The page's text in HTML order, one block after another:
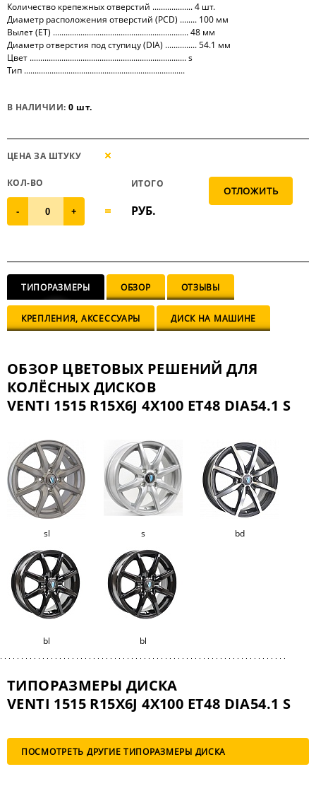
Количество крепежных отверстий ................... 4 шт.
Диаметр расположения отверстий (PCD) ........ 100 мм
Вылет (ET) ................................................................ 48 мм
Диаметр отверстия под ступицу (DIA) ............... 54.1 мм
Цвет .......................................................................... s
Тип ............................................................................
В НАЛИЧИИ:0 шт.
ЦЕНА ЗА ШТУКУ
КОЛ-ВО
- +
ИТОГО
РУБ.
ТИПОРАЗМЕРЫ ОБЗОР ОТЗЫВЫ
КРЕПЛЕНИЯ, АКСЕССУАРЫ ДИСК НА МАШИНЕ
ОБЗОР ЦВЕТОВЫХ РЕШЕНИЙ ДЛЯ
КОЛЁСНЫХ ДИСКОВ
VENTI 1515 R15X6J 4X100 ET48 DIA54.1 S
sl s bd
bl bl
ТИПОРАЗМЕРЫ ДИСКА
VENTI 1515 R15X6J 4X100 ET48 DIA54.1 S
ПОСМОТРЕТЬ ДРУГИЕ ТИПОРАЗМЕРЫ ДИСКА